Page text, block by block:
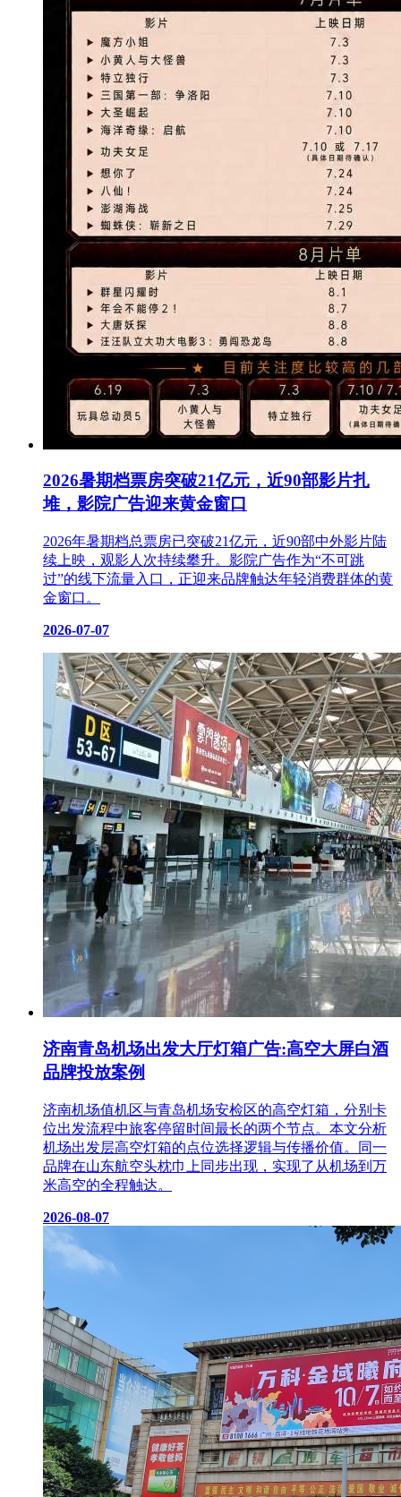
2026暑期档票房突破21亿元，近90部影片扎
堆，影院广告迎来黄金窗口
2026年暑期档总票房已突破21亿元，近90部中外影片陆
续上映，观影人次持续攀升。影院广告作为“不可跳
过”的线下流量入口，正迎来品牌触达年轻消费群体的黄
金窗口。
2026-07-07
济南青岛机场出发大厅灯箱广告:高空大屏白酒
品牌投放案例
济南机场值机区与青岛机场安检区的高空灯箱，分别卡
位出发流程中旅客停留时间最长的两个节点。本文分析
机场出发层高空灯箱的点位选择逻辑与传播价值。同一
品牌在山东航空头枕巾上同步出现，实现了从机场到万
米高空的全程触达。
2026-08-07